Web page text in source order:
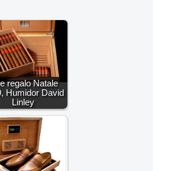
regalo Natale
Humidor David
Linley